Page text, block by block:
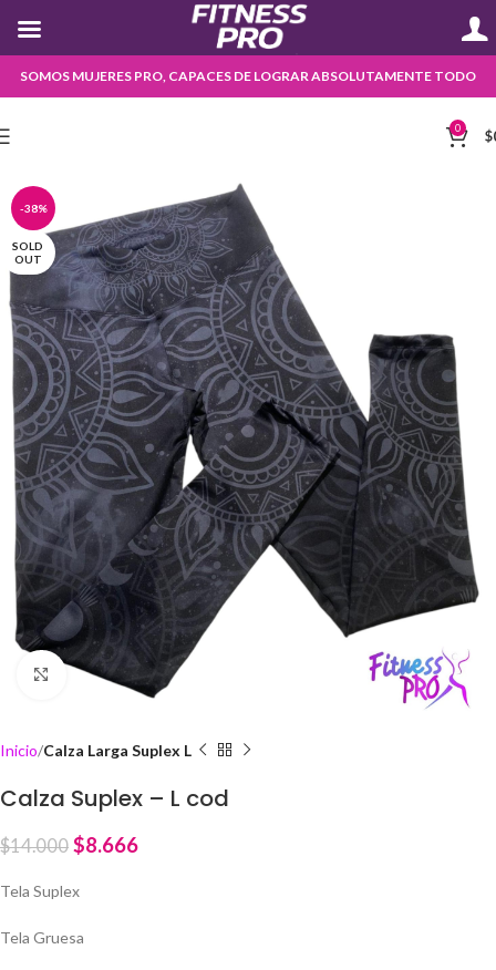
SOMOS MUJERES PRO, CAPACES DE LOGRAR ABSOLUTAMENTE TODO
0 $
-38%
SOLD
OUT
Click to enlarge
Inicio Calza Larga Suplex L
Calza Suplex – L cod
$14.000 $8.666
Tela Suplex
Tela Gruesa